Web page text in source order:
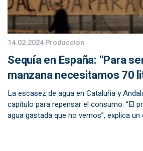
14.02.2024Producción
Sequía en España: “Para
manzana necesitamos 70
La escasez de agua en Cataluña y
capítulo para repensar el consumo. “El
agua gastada que no vemos”, explica